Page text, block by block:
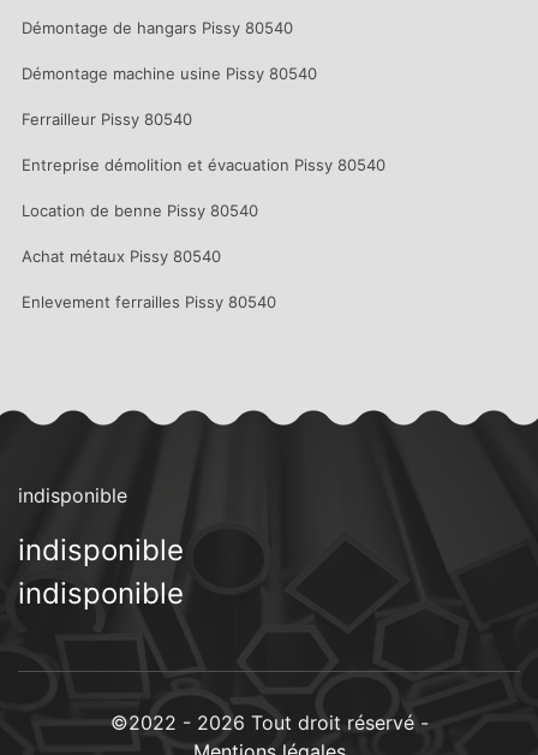
Démontage de hangars Pissy 80540
Démontage machine usine Pissy 80540
Ferrailleur Pissy 80540
Entreprise démolition et évacuation Pissy 80540
Location de benne Pissy 80540
Achat métaux Pissy 80540
Enlevement ferrailles Pissy 80540
indisponible
indisponible
indisponible
©2022 - 2026 Tout droit réservé -